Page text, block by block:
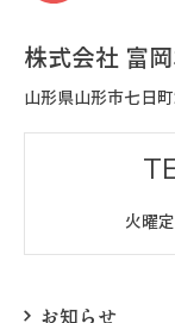
株式会社 富
山形県山形市七日
火曜
お知らせ